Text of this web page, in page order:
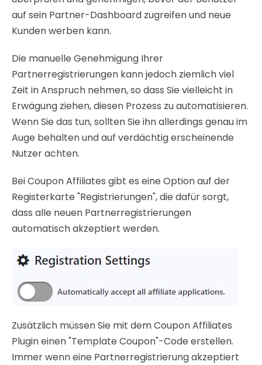
auf sein Partner-Dashboard zugreifen und neue
Kunden werben kann.
Die manuelle Genehmigung Ihrer
Partnerregistrierungen kann jedoch ziemlich viel
Zeit in Anspruch nehmen, so dass Sie vielleicht in
Erwägung ziehen, diesen Prozess zu automatisieren.
Wenn Sie das tun, sollten Sie ihn allerdings genau im
Auge behalten und auf verdächtig erscheinende
Nutzer achten.
Bei Coupon Affiliates gibt es eine Option auf der
Registerkarte "Registrierungen", die dafür sorgt,
dass alle neuen Partnerregistrierungen
automatisch akzeptiert werden.
Zusätzlich müssen Sie mit dem Coupon Affiliates
Plugin einen "Template Coupon"-Code erstellen.
Immer wenn eine Partnerregistrierung akzeptiert